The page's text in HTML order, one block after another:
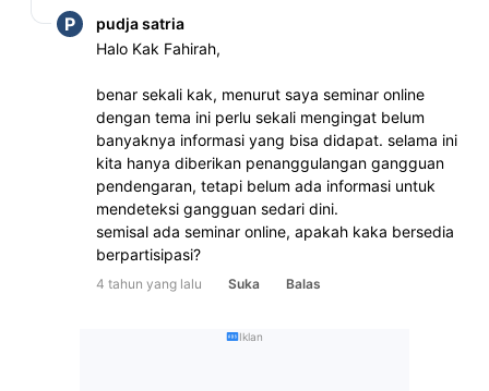
P
pudja satria
Halo Kak Fahirah,
benar sekali kak, menurut saya seminar online
dengan tema ini perlu sekali mengingat belum
banyaknya informasi yang bisa didapat. selama ini
kita hanya diberikan penanggulangan gangguan
pendengaran, tetapi belum ada informasi untuk
mendeteksi gangguan sedari dini.
semisal ada seminar online, apakah kaka bersedia
berpartisipasi?
4 tahun yang lalu Suka Balas
Iklan